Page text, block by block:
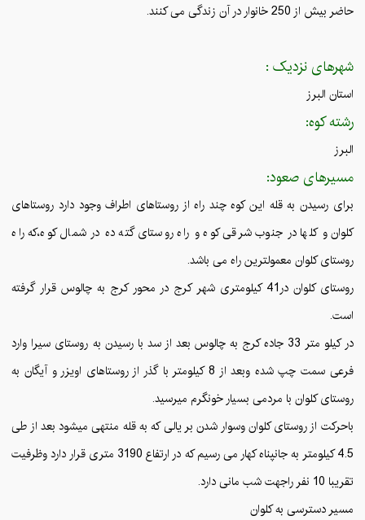
حاضر بیش از 250 خانوار در آن زندگی می کنند.
شهرهای نزدیک :
استان البرز
رشته کوه:
البرز
مسیرهای صعود:
برای رسیدن به قله این کوه چند راه از روستاهای اطراف وجود دارد روستاهای
کلوان و کلها در جنوب شرقی کوه و راه روستای گته ده در شمال کوه،که راه
روستای کلوان معمولترین راه می باشد.
روستای کلوان در41 کیلومتری شهر کرج در محور کرج به چالوس قرار گرفته
است.
در کیلو متر 33 جاده کرج به چالوس بعد از سد با رسیدن به روستای سیرا وارد
فرعی سمت چپ شده وبعد از 8 کیلومتر با گذر از روستاهای اویزر و آیگان به
روستای کلوان با مردمی بسیار خونگرم میرسید.
باحرکت از روستای کلوان وسوار شدن بر یالی که به قله منتهی میشود بعد از طی
4.5 کیلومتر به جانپناه کهار می رسیم که در ارتفاع 3190 متری قرار دارد وظرفیت
تقریبا 10 نفر راجهت شب مانی دارد.
مسیر دسترسی به کلوان